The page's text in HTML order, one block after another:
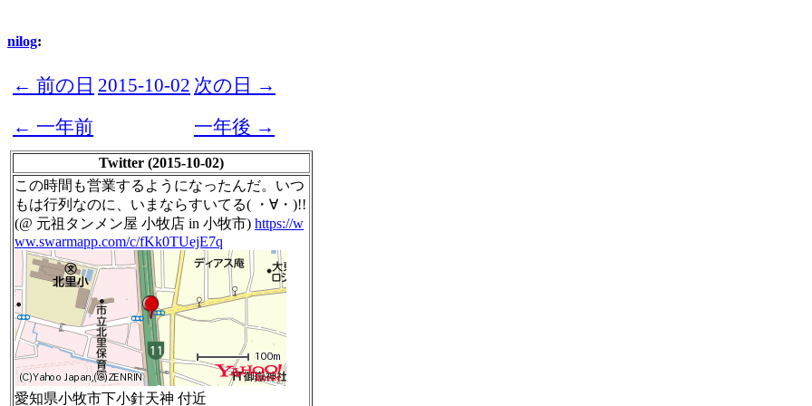
nilog:
← 前の日 2015-10-02 次の日 →
← 一年前
一年後 →
Twitter (2015-10-02)
この時間も営業するようになったんだ。いつ
もは行列なのに、いまならすいてる( ・∀・)!!
(@ 元祖タンメン屋 小牧店 in 小牧市) https://w
ww.swarmapp.com/c/fKk0TUejE7q
愛知県小牧市下小針天神 付近